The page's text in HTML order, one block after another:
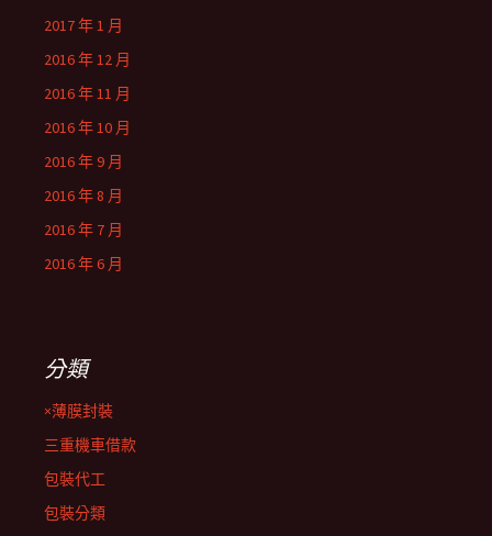
2017 年 1 月
2016 年 12 月
2016 年 11 月
2016 年 10 月
2016 年 9 月
2016 年 8 月
2016 年 7 月
2016 年 6 月
分類
×薄膜封裝
三重機車借款
包裝代工
包裝分類